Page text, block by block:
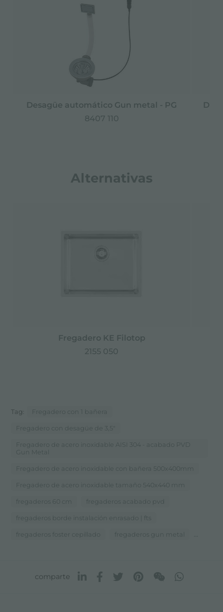
Desagüe automático Gun metal - PG
8407 110
Alternativas
Fregadero KE Filotop
2155 050
Tag: Fregadero con 1 bañera
Fregadero con desagüe de 3,5"
Fregadero de acero inoxidable AISI 304 - acabado PVD
Gun Metal
Fregadero de acero inoxidable con bañera 500x400mm
Fregadero de acero inoxidable tamaño 540x440 mm
fregaderos 60 cm fregaderos acabado pvd
fregaderos borde instalación enrasado | fts
fregaderos foster cepillado fregaderos gun metal ...
comparte